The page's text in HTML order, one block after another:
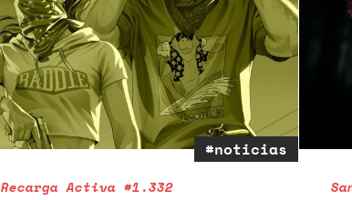
#noticias
Recarga Activa #1.332